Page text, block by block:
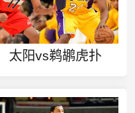
太阳vs鹈鹕虎扑